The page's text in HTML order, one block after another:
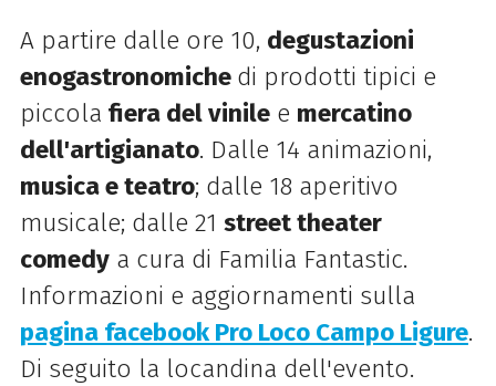
A partire dalle ore 10, degustazioni
enogastronomiche di prodotti tipici e
piccola fiera del vinilee mercatino
dell'artigianato. Dalle 14 animazioni,
musica e teatro; dalle 18 aperitivo
musicale; dalle 21 street theater
comedya cura di Familia Fantastic.
Informazioni e aggiornamenti sulla
pagina facebook Pro Loco Campo Ligure.
Di seguito la locandina dell'evento.